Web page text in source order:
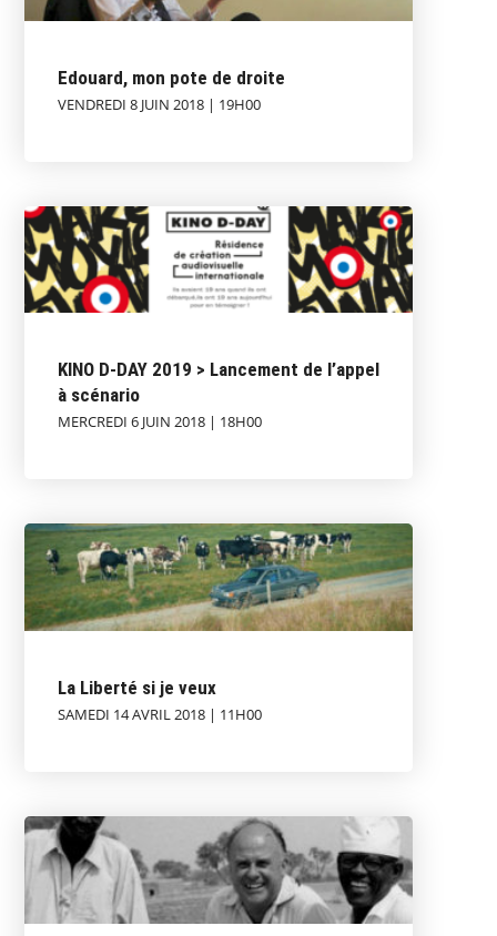
Edouard, mon pote de droite
VENDREDI 8 JUIN 2018 | 19H00
KINO D-DAY 2019 > Lancement de l’appel
à scénario
MERCREDI 6 JUIN 2018 | 18H00
La Liberté si je veux
SAMEDI 14 AVRIL 2018 | 11H00